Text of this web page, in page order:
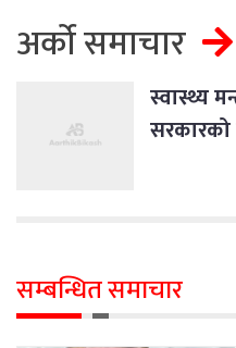
अर्को समाचार
स्वास्थ्य
सरकारको
सम्बन्धित समाचार